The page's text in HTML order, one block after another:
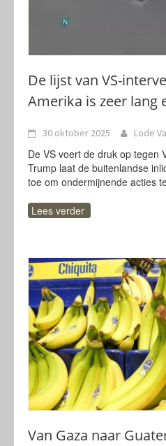
De lijst van VS-
Amerika is zeer lang
30 oktober 2025 Lode
De VS voert de druk op tegen
Trump laat de buitenlandse
toe om ondermijnende acties
Lees verder
Van Gaza naar